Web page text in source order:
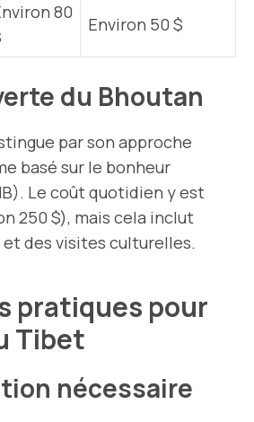
80
Environ 50 $
du Bhoutan
par son approche
basé sur le bonheur
Le coût quotidien y est
250 $), mais cela inclut
des visites culturelles.
pratiques pour
Tibet
nécessaire